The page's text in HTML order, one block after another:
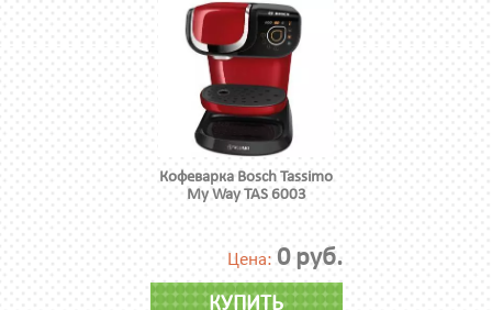
Кофеварка Bosch Tassimo
My Way TAS 6003
Цена: 0 руб.
КУПИТЬ